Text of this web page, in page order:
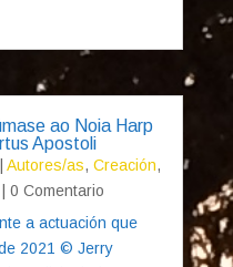
ao Noia Harp
Apostoli
Autores/as, Creación,
| 0 Comentario
a actuación que
2021 © Jerry